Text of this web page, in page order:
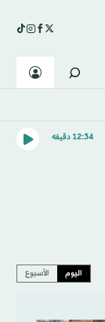
12:34 دقيقه
اليوم الأسبوع